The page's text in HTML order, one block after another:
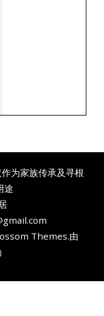
为家族传承及寻根
途
Themes.由